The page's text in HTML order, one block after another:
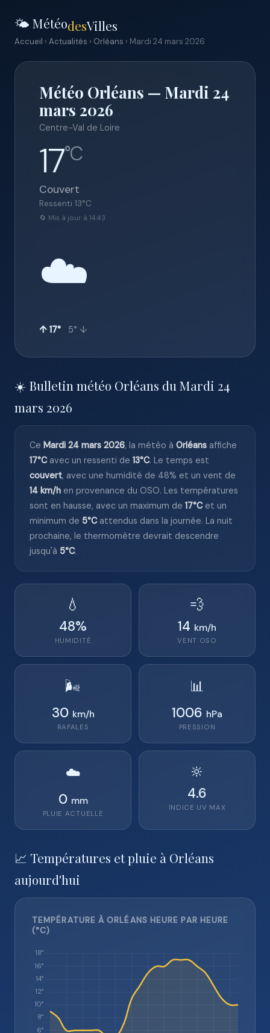
🌤️ MétéodesVilles
Accueil › Actualités › Orléans › Mardi 24 mars 2026
Météo Orléans — Mardi 24
mars 2026
Centre-Val de Loire
17°C
Couvert
Ressenti 13°C
🔄 Mis à jour à 14:43
☁️
↑ 17° 5° ↓
☀️ Bulletin météo Orléans du Mardi 24
mars 2026
Ce Mardi 24 mars 2026, la météo à Orléans affiche
17°Cavec un ressenti de 13°C. Le temps est
couvert, avec une humidité de 48% et un vent de
14 km/h en provenance du OSO. Les températures
sont en hausse, avec un maximum de 17°Cet un
minimum de 5°Cattendus dans la journée. La nuit
prochaine, le thermomètre devrait descendre
jusqu'à 5°C.
💧
48%
HUMIDITÉ
💨
14 km/h
VENT OSO
🌬️
30 km/h
RAFALES
📊
1006 hPa
PRESSION
☁️
0 mm
PLUIE ACTUELLE
🔆
4.6
INDICE UV MAX
📈 Températures et pluie à Orléans
aujourd'hui
TEMPÉRATURE À ORLÉANS HEURE PAR HEURE
(°C)